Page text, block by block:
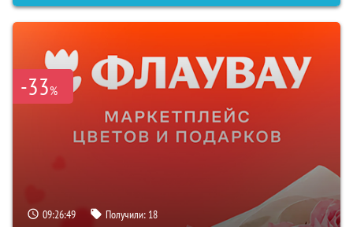
-33%
09:26:48 Получили: 18